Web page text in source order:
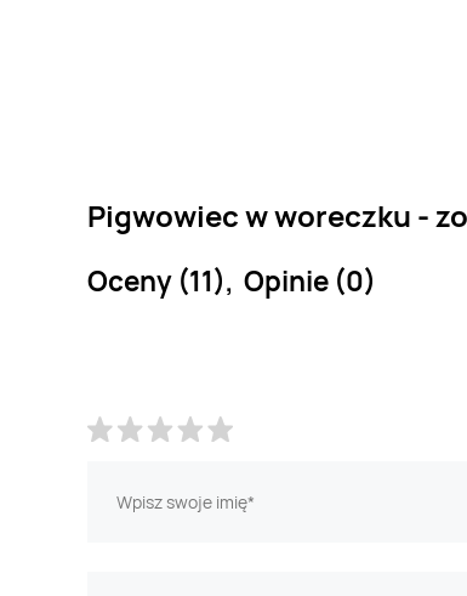
Pigwowiec w woreczku -
Oceny (11), Opinie (0)